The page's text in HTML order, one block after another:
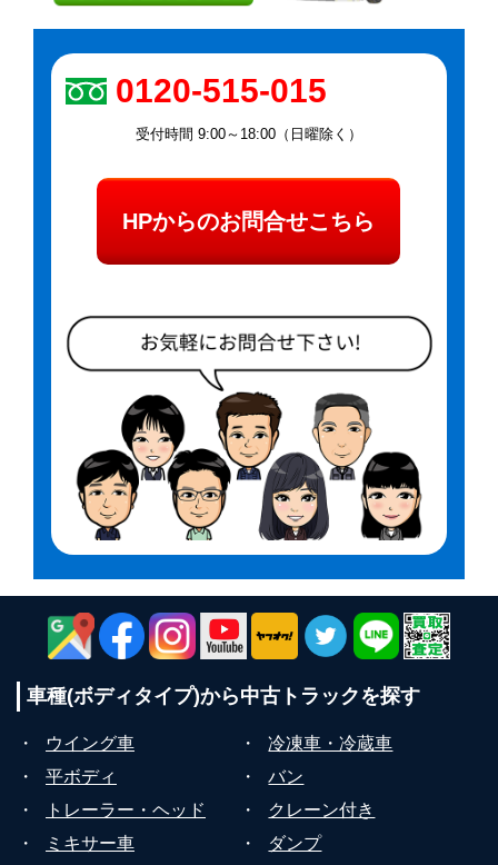
0120-515-015
受付時間 9:00～18:00（日曜除く）
HPからのお問合せこちら
車種(ボディタイプ)から中古トラックを探す
・ ウイング車 ・
冷凍車・冷蔵車
・
平ボディ ・
バン
・
トレーラー・ヘッド ・
クレーン付き
・
ミキサー車 ・
ダンプ